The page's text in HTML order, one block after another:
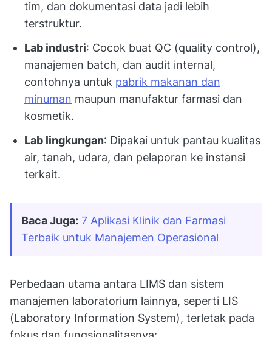
tim, dan dokumentasi data jadi lebih
terstruktur.
Lab industri: Cocok buat QC (quality control),
manajemen batch, dan audit internal,
contohnya untuk pabrik makanan dan
minuman maupun manufaktur farmasi dan
kosmetik.
Lab lingkungan: Dipakai untuk pantau kualitas
air, tanah, udara, dan pelaporan ke instansi
terkait.
Baca Juga: 7 Aplikasi Klinik dan Farmasi
Terbaik untuk Manajemen Operasional
Perbedaan utama antara LIMS dan sistem
manajemen laboratorium lainnya, seperti LIS
(Laboratory Information System), terletak pada